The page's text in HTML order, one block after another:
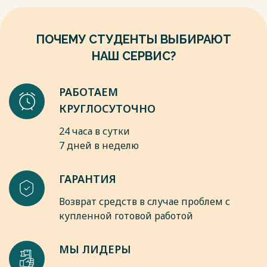
ПОЧЕМУ СТУДЕНТЫ ВЫБИРАЮТ
НАШ СЕРВИС?
РАБОТАЕМ
КРУГЛОСУТОЧНО
24 часа в сутки
7 дней в неделю
ГАРАНТИЯ
Возврат средств в случае проблем с
купленной готовой работой
МЫ ЛИДЕРЫ